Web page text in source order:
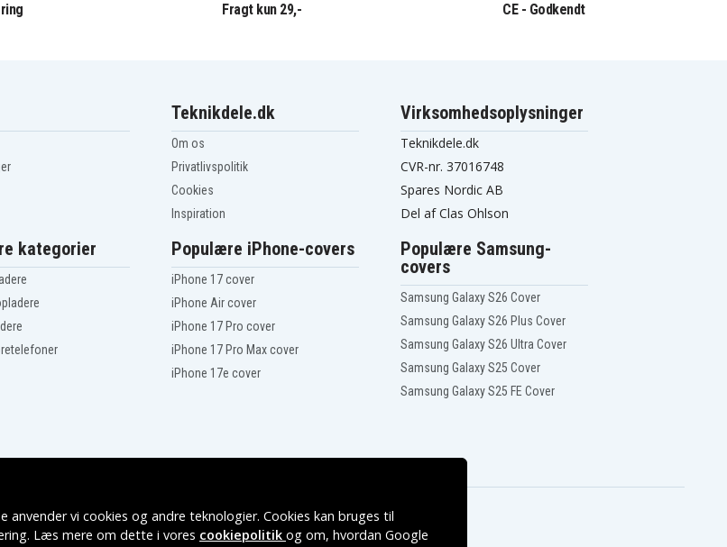
Fragt kun 29,- CE - Godkendt
Teknikdele.dk
Om os
Privatlivspolitik
Cookies
Inspiration
Virksomhedsoplysninger
Teknikdele.dk
CVR-nr. 37016748
Spares Nordic AB
Del af Clas Ohlson
kategorier Populære iPhone-covers
iPhone 17 cover
iPhone Air cover
iPhone 17 Pro cover
iPhone 17 Pro Max cover
iPhone 17e cover
Populære Samsung-
covers
Samsung Galaxy S26 Cover
Samsung Galaxy S26 Plus Cover
Samsung Galaxy S26 Ultra Cover
Samsung Galaxy S25 Cover
Samsung Galaxy S25 FE Cover
anvender vi cookies og andre teknologier. Cookies kan bruges til
Læs mere om dette i vores cookiepolitik og om, hvordan Google